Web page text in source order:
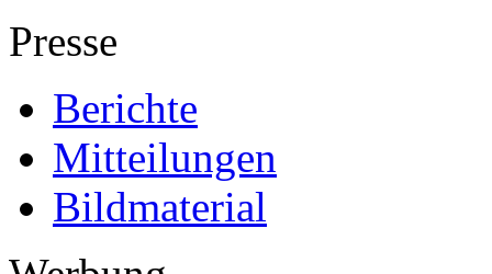
Presse
Berichte
Mitteilungen
Bildmaterial